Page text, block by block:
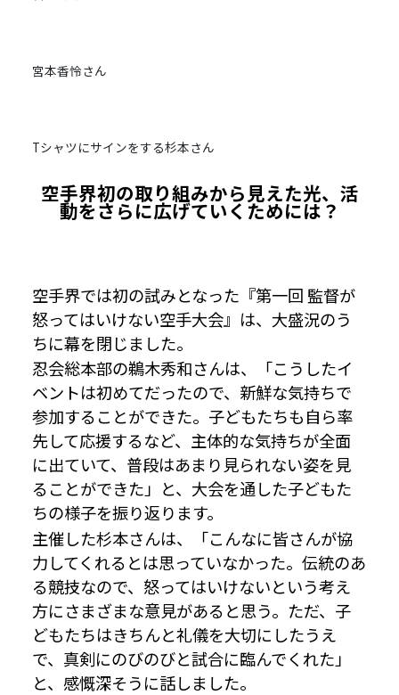
宮本香怜さん
Tシャツにサインをする杉本さん
空手界初の取り組みから見えた光、活
動をさらに広げていくためには？
空手界では初の試みとなった『第一回 監督が
怒ってはいけない空手大会』は、大盛況のう
ちに幕を閉じました。
忍会総本部の鵜木秀和さんは、「こうしたイ
ベントは初めてだったので、新鮮な気持ちで
参加することができた。子どもたちも自ら率
先して応援するなど、主体的な気持ちが全面
に出ていて、普段はあまり見られない姿を見
ることができた」と、大会を通した子どもた
ちの様子を振り返ります。
主催した杉本さんは、「こんなに皆さんが協
力してくれるとは思っていなかった。伝統のあ
る競技なので、怒ってはいけないという考え
方にさまざまな意見があると思う。ただ、子
どもたちはきちんと礼儀を大切にしたうえ
で、真剣にのびのびと試合に臨んでくれた」
と、感慨深そうに話しました。